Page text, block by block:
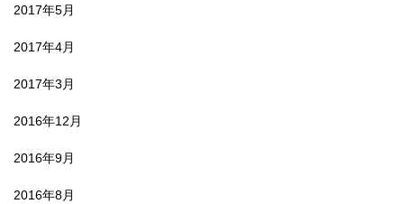
2017年5月
2017年4月
2017年3月
2016年12月
2016年9月
2016年8月